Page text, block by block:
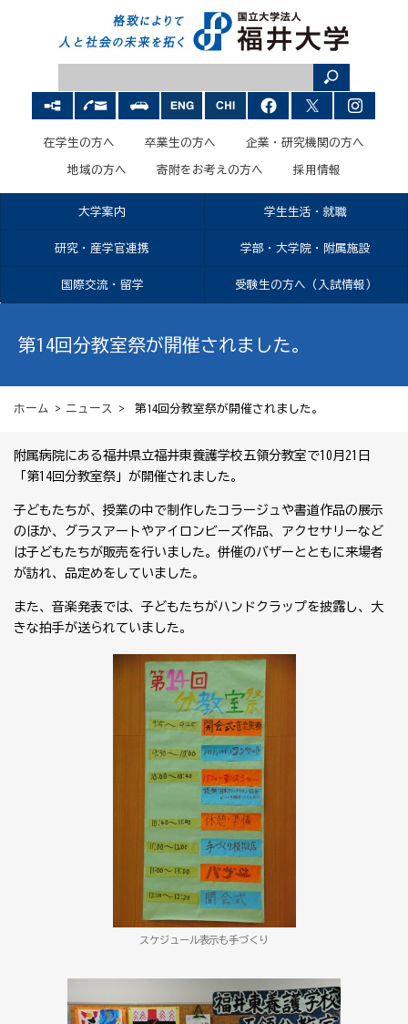
在学生の方へ 卒業生の方へ 企業・研究機関の方へ
地域の方へ 寄附をお考えの方へ 採用情報
大学案内 学生生活・就職
研究・産学官連携 学部・大学院・附属施設
国際交流・留学 受験生の方へ（入試情報）
第14回分教室祭が開催されました。
ホーム > ニュース > 第14回分教室祭が開催されました。
附属病院にある福井県立福井東養護学校五領分教室で10月21日
「第14回分教室祭」が開催されました。
子どもたちが、授業の中で制作したコラージュや書道作品の展示
のほか、グラスアートやアイロンビーズ作品、アクセサリーなど
は子どもたちが販売を行いました。併催のバザーとともに来場者
が訪れ、品定めをしていました。
また、音楽発表では、子どもたちがハンドクラップを披露し、大
きな拍手が送られていました。
スケジュール表示も手づくり